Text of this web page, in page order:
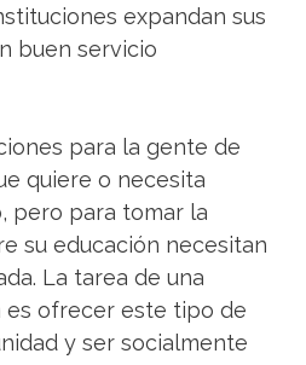
expandan sus
buen servicio
para la gente de
quiere o necesita
pero para tomar la
su educación necesitan
La tarea de una
es ofrecer este tipo de
y ser socialmente